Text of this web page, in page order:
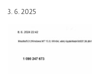
3. 6. 2025